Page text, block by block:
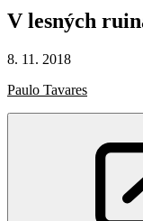
V lesných
8. 11. 2018
Paulo Tavares